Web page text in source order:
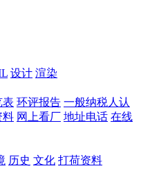
设计 渲染
表 环评报告 一般纳税人认
料 网上看厂 地址电话 在线
历史 文化 打荷资料